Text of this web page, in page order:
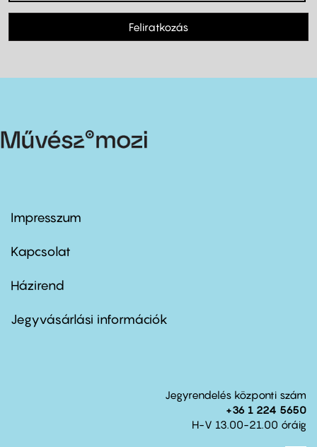
Feliratkozás
Footer
first
Impresszum
Kapcsolat
Footer
second
Házirend
Jegyvásárlási információk
Jegyrendelés központi szám
+36 1 224 5650
H-V 13.00-21.00 óráig